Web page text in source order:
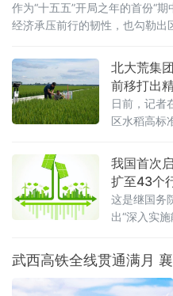
作为“十五五”开局之年的首份“
经济承压前行的韧性，也勾勒出
示，上半年国内生产总值达69.6
看，上半年GDP较去年同期增
北大荒集
前移打出
日前，记者
区水稻高标
健壮。管理
节孕穗期
我国首次
扩至43个
这是继国务
出“深入实
武西高铁全线贯通满月